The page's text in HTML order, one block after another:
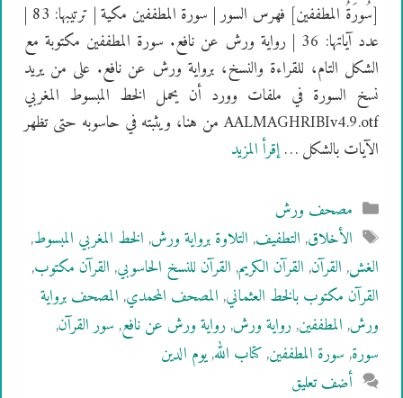
[سُورَةُ المطففين] فهرس السور | سورة المطففين مكية | ترتيبها: 83 |
عدد آياتها: 36 | رواية ورش عن نافع. سورة المطففين مكتوبة مع
الشكل التام، للقراءة والنسخ، برواية ورش عن نافع. على من يريد
نسخ السورة في ملفات وورد أن يحمل الخط المبسوط المغربي
AALMAGHRIBIv4.9.otf من هنا، ويثبته في حاسوبه حتى تظهر
الآيات بالشكل …إقرأ المزيد
التصنيفات
مصحف ورش
الوسوم
الأخلاق,التطفيف,التلاوة برواية ورش,الخط المغربي المبسوط,
الغش,القرآن,القرآن الكريم,القرآن للنسخ الحاسوبي,القرآن مكتوب,
القرآن مكتوب بالخط العثماني,المصحف المحمدي,المصحف برواية
ورش,المطففين,رواية ورش,رواية ورش عن نافع,سور القرآن,
سورة,سورة المطففين,كتاب الله,يوم الدين
أضف تعليق